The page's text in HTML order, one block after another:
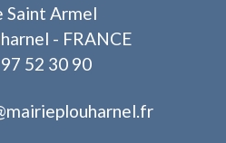
Saint Armel
- FRANCE
52 30 90